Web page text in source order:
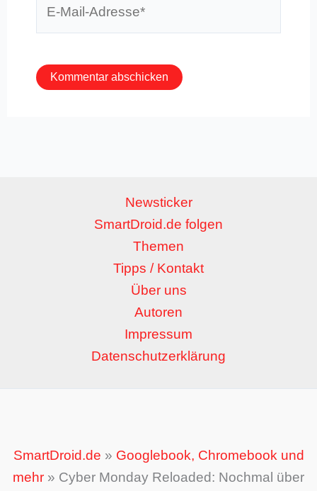
Newsticker
SmartDroid.de folgen
Themen
Tipps / Kontakt
Über uns
Autoren
Impressum
Datenschutzerklärung
SmartDroid.de » Googlebook, Chromebook und
mehr » Cyber Monday Reloaded: Nochmal über